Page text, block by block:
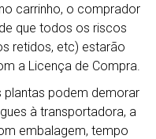
carrinho, o comprador
que todos os riscos
retidos, etc) estarão
a Licença de Compra.
plantas podem demorar
à transportadora, a
embalagem, tempo